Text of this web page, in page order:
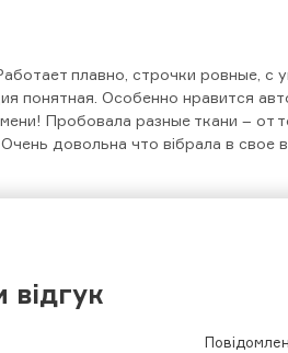
плавно, строчки ровные, с
понятная. Особенно нравится
Пробовала разные ткани – от
довольна что вібрала в свое